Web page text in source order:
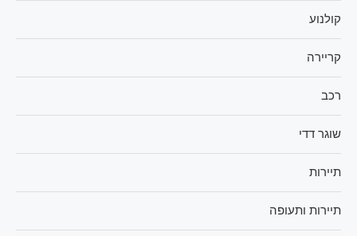
קולנוע
קריירה
רכב
שוגר דדי
תיירות
תיירות ותעופה